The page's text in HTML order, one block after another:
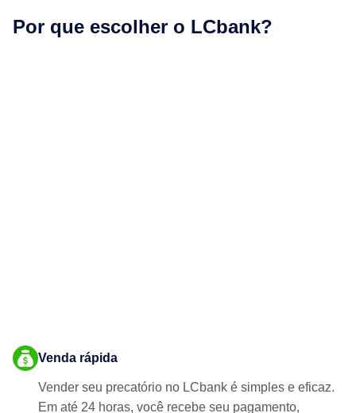
Por que escolher o LCbank?
Venda rápida
Vender seu precatório no LCbank é simples e eficaz.
Em até 24 horas, você recebe seu pagamento,